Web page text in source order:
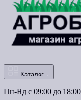
Каталог
Пн-Нд с 09:00 до 18:00